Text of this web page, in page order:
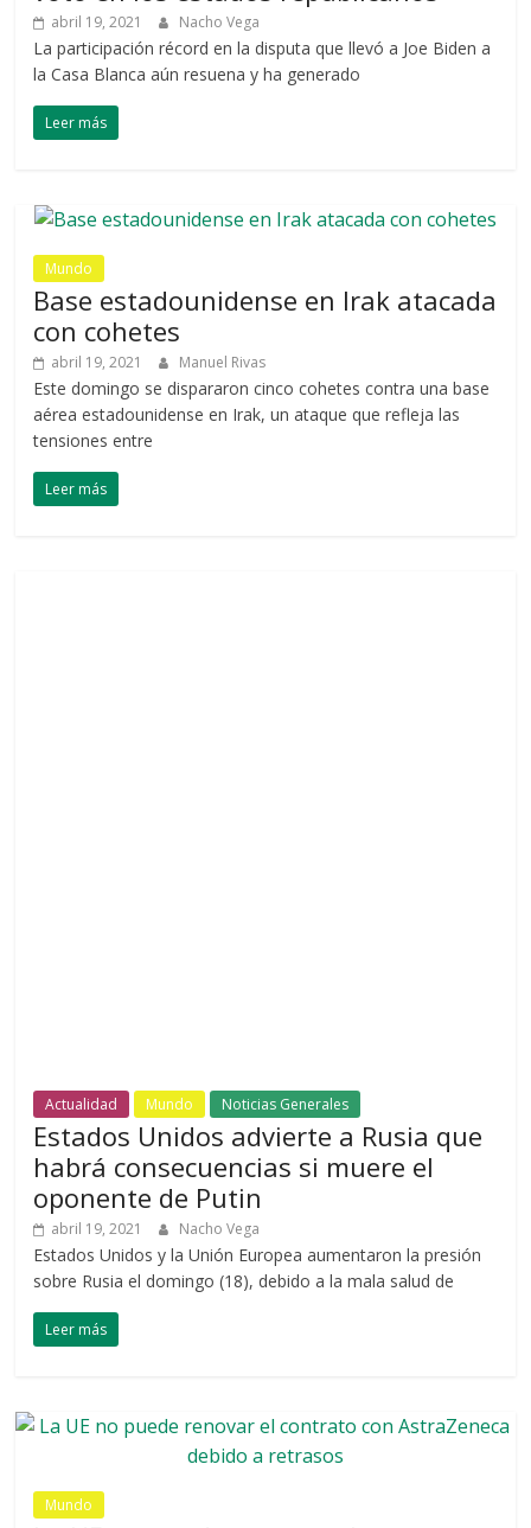
abril 19, 2021 Nacho Vega
La participación récord en la disputa que llevó a Joe Biden a
la Casa Blanca aún resuena y ha generado
Leer más
Mundo
Base estadounidense en Irak atacada
con cohetes
abril 19, 2021 Manuel Rivas
Este domingo se dispararon cinco cohetes contra una base
aérea estadounidense en Irak, un ataque que refleja las
tensiones entre
Leer más
Actualidad Mundo Noticias Generales
Estados Unidos advierte a Rusia que
habrá consecuencias si muere el
oponente de Putin
abril 19, 2021 Nacho Vega
Estados Unidos y la Unión Europea aumentaron la presión
sobre Rusia el domingo (18), debido a la mala salud de
Leer más
Mundo